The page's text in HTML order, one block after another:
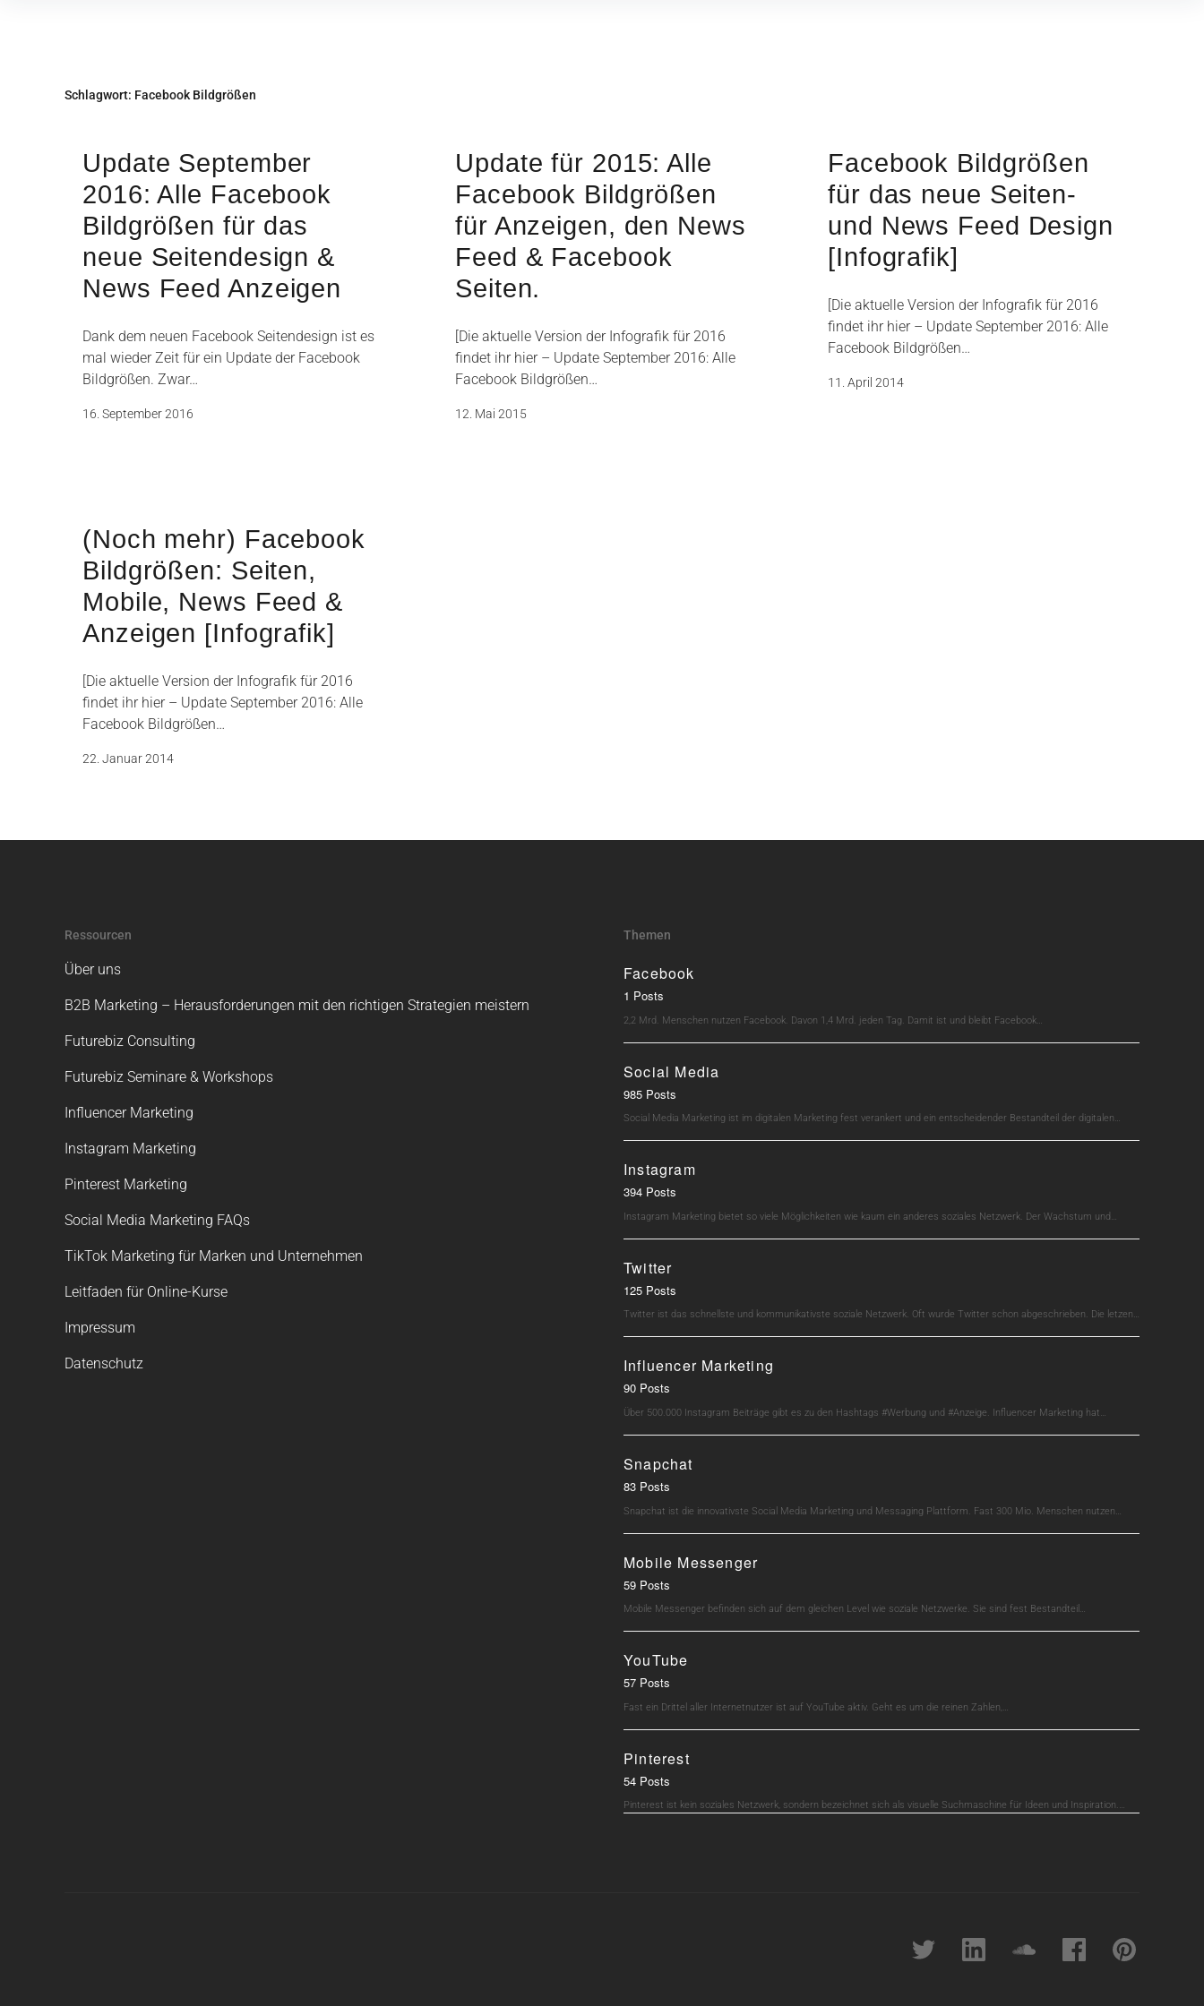
Schlagwort: Facebook Bildgrößen
Update September
2016: Alle Facebook
Bildgrößen für das
neue Seitendesign &
News Feed Anzeigen
Dank dem neuen Facebook Seitendesign ist es
mal wieder Zeit für ein Update der Facebook
Bildgrößen. Zwar…
16. September 2016
Update für 2015: Alle
Facebook Bildgrößen
für Anzeigen, den News
Feed & Facebook
Seiten.
[Die aktuelle Version der Infografik für 2016
findet ihr hier – Update September 2016: Alle
Facebook Bildgrößen…
12. Mai 2015
Facebook Bildgrößen
für das neue Seiten-
und News Feed Design
[Infografik]
[Die aktuelle Version der Infografik für 2016
findet ihr hier – Update September 2016: Alle
Facebook Bildgrößen…
11. April 2014
(Noch mehr) Facebook
Bildgrößen: Seiten,
Mobile, News Feed &
Anzeigen [Infografik]
[Die aktuelle Version der Infografik für 2016
findet ihr hier – Update September 2016: Alle
Facebook Bildgrößen…
22. Januar 2014
Ressourcen
Über uns
B2B Marketing – Herausforderungen mit den richtigen Strategien meistern
Futurebiz Consulting
Futurebiz Seminare & Workshops
Influencer Marketing
Instagram Marketing
Pinterest Marketing
Social Media Marketing FAQs
TikTok Marketing für Marken und Unternehmen
Leitfaden für Online-Kurse
Impressum
Datenschutz
Themen
Facebook
1 Posts
2,2 Mrd. Menschen nutzen Facebook. Davon 1,4 Mrd. jeden Tag. Damit ist und bleibt Facebook…
Social Media
985 Posts
Social Media Marketing ist im digitalen Marketing fest verankert und ein entscheidender Bestandteil der digitalen…
Instagram
394 Posts
Instagram Marketing bietet so viele Möglichkeiten wie kaum ein anderes soziales Netzwerk. Der Wachstum und…
Twitter
125 Posts
Twitter ist das schnellste und kommunikativste soziale Netzwerk. Oft wurde Twitter schon abgeschrieben. Die letzen…
Influencer Marketing
90 Posts
Über 500.000 Instagram Beiträge gibt es zu den Hashtags #Werbung und #Anzeige. Influencer Marketing hat…
Snapchat
83 Posts
Snapchat ist die innovativste Social Media Marketing und Messaging Plattform. Fast 300 Mio. Menschen nutzen…
Mobile Messenger
59 Posts
Mobile Messenger befinden sich auf dem gleichen Level wie soziale Netzwerke. Sie sind fest Bestandteil…
YouTube
57 Posts
Fast ein Drittel aller Internetnutzer ist auf YouTube aktiv. Geht es um die reinen Zahlen,…
Pinterest
54 Posts
Pinterest ist kein soziales Netzwerk, sondern bezeichnet sich als visuelle Suchmaschine für Ideen und Inspiration.…
Twitter linkedin soundcloudFacebookpinterest